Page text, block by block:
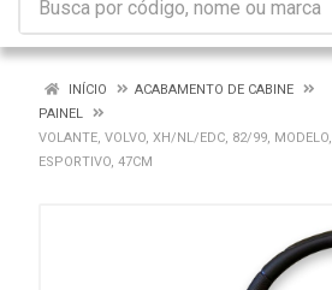
INÍCIO
ACABAMENTO DE CABINE
PAINEL
VOLANTE, VOLVO, XH/NL/EDC, 82/99, MODELO,
ESPORTIVO, 47CM